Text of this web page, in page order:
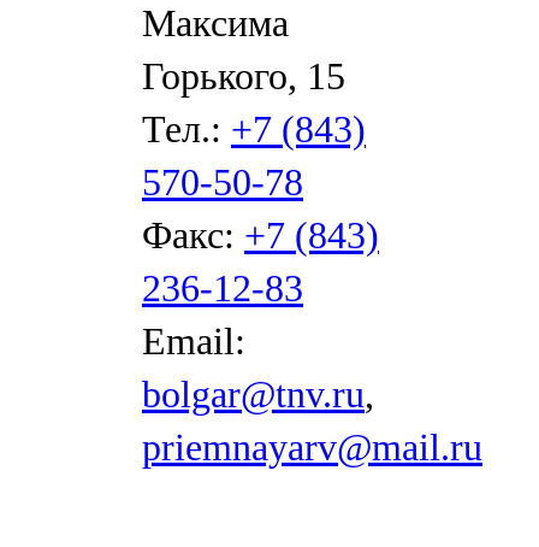
Максима
Горького, 15
Тел.: +7 (843)
570-50-78
Факс: +7 (843)
236-12-83
Email:
bolgar@tnv.ru,
priemnayarv@mail.ru